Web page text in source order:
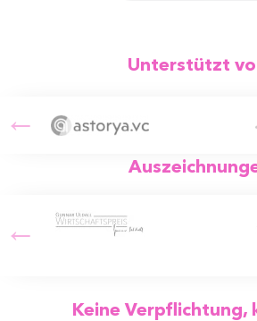
Unterstützt
Keine Verpflichtung,